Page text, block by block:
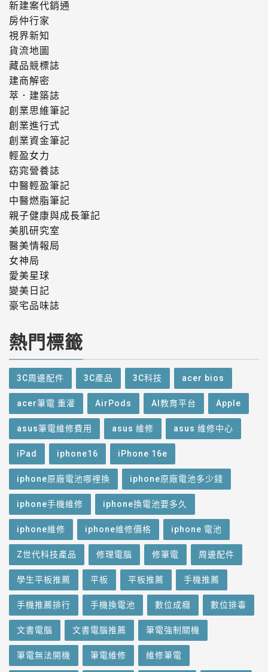
新建案代銷通
房仲行家
視界新知
貨流地圖
藏品競標誌
建商解密
萃．建築誌
創業思維筆記
創業進行式
創業資金筆記
輕盈女力
窈窕營養誌
中醫輕盈筆記
中醫燃脂筆記
親子健康與成長筆記
美肌研究室
醫美情報局
女神局
愛美星球
變美日記
豪宅品味誌
熱門標籤
3C周邊配件 3C產品 3C科技 acer bios
acer筆電 重灌 AirPods AI教育平台 Apple
asus筆電維修費用 asus 維修 asus 維修中心
iPad iphone16 iPhone 16e
iphone原廠電池哪裡換 iphone原廠電池多少錢
iphone手機維修 iphone換電池要多久
iphone維修 iphone維修價格 iphone 電池
Z世代科技產品 修理電腦 修筆電 周邊配件
學生平板推薦 平板 平板推薦 手機推薦
手機推薦排行 手機換電池 數位成癮 數位排毒
文書電腦 文書電腦推薦 筆電強制關機
筆電無法開機 筆電維修 維修筆電